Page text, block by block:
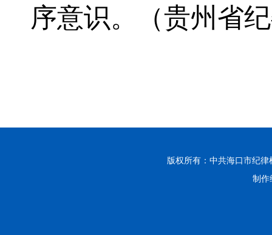
序意识。（贵州省
版权所有：中共海口市纪
制作